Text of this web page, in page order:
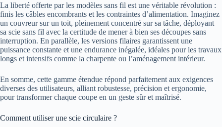
La liberté offerte par les modèles sans fil est une véritable révolution :
finis les câbles encombrants et les contraintes d’alimentation. Imaginez
un couvreur sur un toit, pleinement concentré sur sa tâche, déployant
sa scie sans fil avec la certitude de mener à bien ses découpes sans
interruption. En parallèle, les versions filaires garantissent une
puissance constante et une endurance inégalée, idéales pour les travaux
longs et intensifs comme la charpente ou l’aménagement intérieur.
En somme, cette gamme étendue répond parfaitement aux exigences
diverses des utilisateurs, alliant robustesse, précision et ergonomie,
pour transformer chaque coupe en un geste sûr et maîtrisé.
Comment utiliser une scie circulaire ?